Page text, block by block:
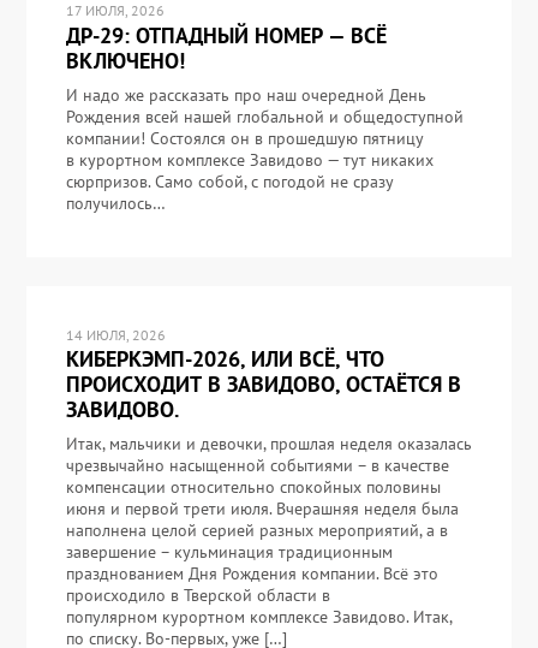
17 ИЮЛЯ, 2026
ДР-29: ОТПАДНЫЙ НОМЕР — ВСЁ
ВКЛЮЧЕНО!
И надо же рассказать про наш очередной День
Рождения всей нашей глобальной и общедоступной
компании! Состоялся он в прошедшую пятницу
в курортном комплексе Завидово — тут никаких
сюрпризов. Само собой, с погодой не сразу
получилось…
14 ИЮЛЯ, 2026
КИБЕРКЭМП-2026, ИЛИ ВСЁ, ЧТО
ПРОИСХОДИТ В ЗАВИДОВО, ОСТАЁТСЯ В
ЗАВИДОВО.
Итак, мальчики и девочки, прошлая неделя оказалась
чрезвычайно насыщенной событиями – в качестве
компенсации относительно спокойных половины
июня и первой трети июля. Вчерашняя неделя была
наполнена целой серией разных мероприятий, а в
завершение – кульминация традиционным
празднованием Дня Рождения компании. Всё это
происходило в Тверской области в
популярном курортном комплексе Завидово. Итак,
по списку. Во-первых, уже […]